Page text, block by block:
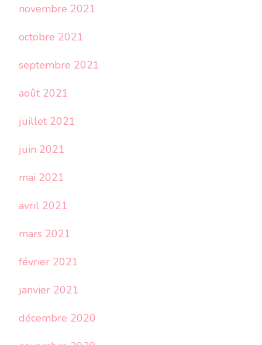
novembre 2021
octobre 2021
septembre 2021
août 2021
juillet 2021
juin 2021
mai 2021
avril 2021
mars 2021
février 2021
janvier 2021
décembre 2020